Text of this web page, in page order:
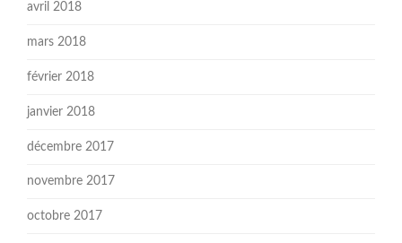
avril 2018
mars 2018
février 2018
janvier 2018
décembre 2017
novembre 2017
octobre 2017